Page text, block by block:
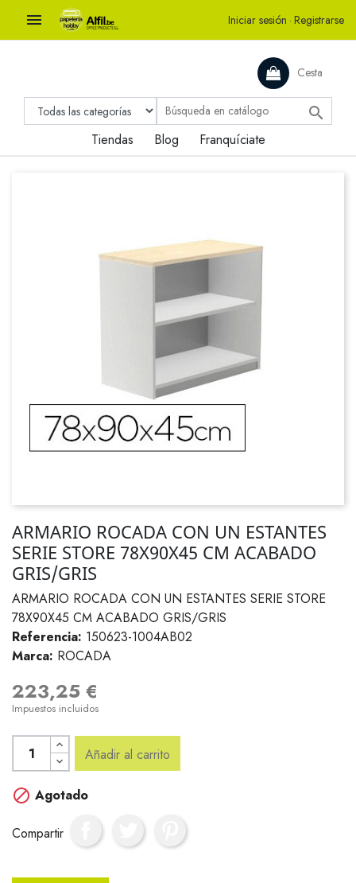
 Iniciar sesión · Registrarse
Cesta

Tiendas Blog Franquíciate
ARMARIO ROCADA CON UN ESTANTES
SERIE STORE 78X90X45 CM ACABADO
GRIS/GRIS
ARMARIO ROCADA CON UN ESTANTES SERIE STORE
78X90X45 CM ACABADO GRIS/GRIS
Referencia: 150623-1004AB02
Marca: ROCADA
223,25 €
Impuestos incluidos
Añadir al carrito
 Agotado
Compartir